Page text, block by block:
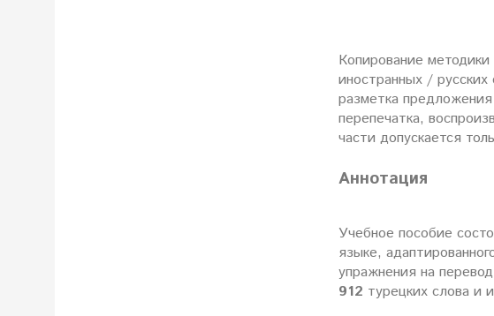
Копирование
иностранных /
разметка
перепечатка,
части допускается
Аннотация
Учебное пособие
языке,
упражнения на
912 турецких слова и